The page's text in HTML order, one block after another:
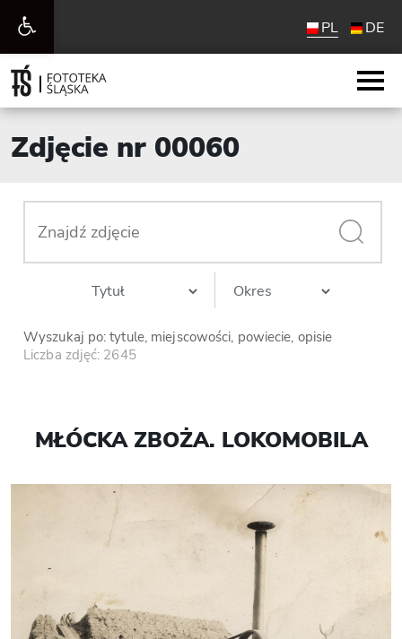
Otwórz
pasek
narzędzi
PL DE
Zdjęcie nr 00060
Wyszukaj po: tytule, miejscowości, powiecie, opisie
Liczba zdjęć: 2645
MŁÓCKA ZBOŻA. LOKOMOBILA